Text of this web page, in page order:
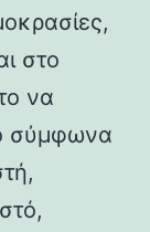
στο
να
σύμφωνα